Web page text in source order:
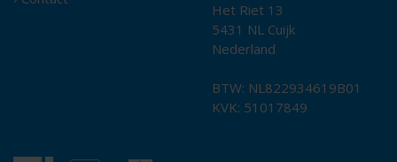
Het Riet 13
5431 NL Cuijk
Nederland
BTW: NL822934619B01
KVK: 51017849